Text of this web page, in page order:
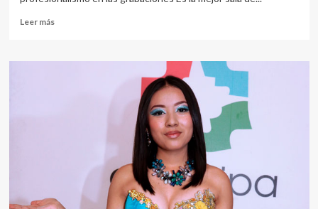
Leer másLeer
SALA